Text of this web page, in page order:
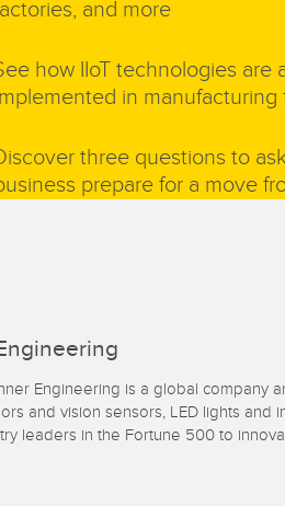
and more
how IIoT technologies are
in manufacturing
three questions to
prepare for a move
Engineering is a global
and vision sensors, LED lights
leaders in the Fortune 500 to